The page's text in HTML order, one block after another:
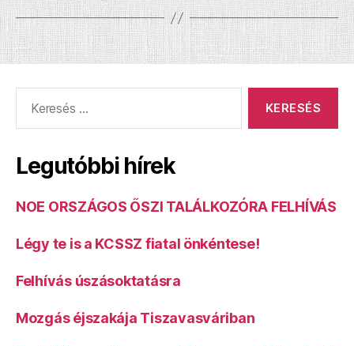
Legutóbbi hírek
NOE ORSZÁGOS ŐSZI TALÁLKOZÓRA FELHÍVÁS
Légy te is a KCSSZ fiatal önkéntese!
Felhívás úszásoktatásra
Mozgás éjszakája Tiszavasváriban